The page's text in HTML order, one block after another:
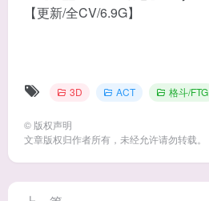
3D ACT 格斗/FTG
© 版权声明
文章版权归作者所有，未经允许请勿转载。